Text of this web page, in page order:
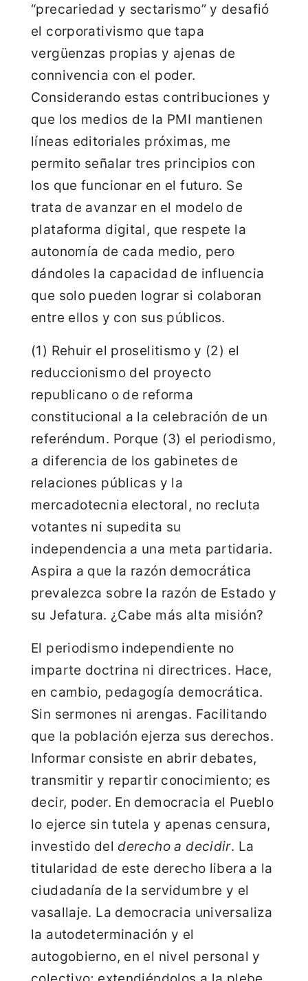
“precariedad y sectarismo” y desafió
el corporativismo que tapa
vergüenzas propias y ajenas de
connivencia con el poder.
Considerando estas contribuciones y
que los medios de la PMI mantienen
líneas editoriales próximas, me
permito señalar tres principios con
los que funcionar en el futuro. Se
trata de avanzar en el modelo de
plataforma digital, que respete la
autonomía de cada medio, pero
dándoles la capacidad de influencia
que solo pueden lograr si colaboran
entre ellos y con sus públicos.
(1) Rehuir el proselitismo y (2) el
reduccionismo del proyecto
republicano o de reforma
constitucional a la celebración de un
referéndum. Porque (3) el periodismo,
a diferencia de los gabinetes de
relaciones públicas y la
mercadotecnia electoral, no recluta
votantes ni supedita su
independencia a una meta partidaria.
Aspira a que la razón democrática
prevalezca sobre la razón de Estado y
su Jefatura. ¿Cabe más alta misión?
El periodismo independiente no
imparte doctrina ni directrices. Hace,
en cambio, pedagogía democrática.
Sin sermones ni arengas. Facilitando
que la población ejerza sus derechos.
Informar consiste en abrir debates,
transmitir y repartir conocimiento; es
decir, poder. En democracia el Pueblo
lo ejerce sin tutela y apenas censura,
investido del derecho a decidir. La
titularidad de este derecho libera a la
ciudadanía de la servidumbre y el
vasallaje. La democracia universaliza
la autodeterminación y el
autogobierno, en el nivel personal y